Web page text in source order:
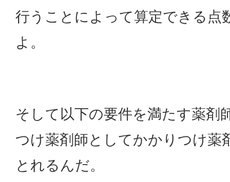
行うことによって算定できる点
よ。
そして以下の要件を満たす薬剤
つけ薬剤師としてかかりつけ薬
とれるんだ。